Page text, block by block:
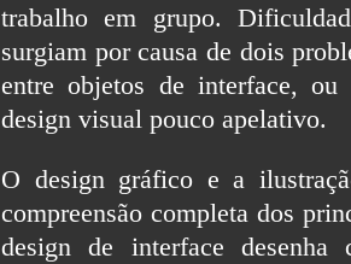
trabalho em grupo.
surgiam por causa de dois
entre objetos de interface,
design visual pouco apelativo.
O design gráfico e a
compreensão completa dos
design de interface